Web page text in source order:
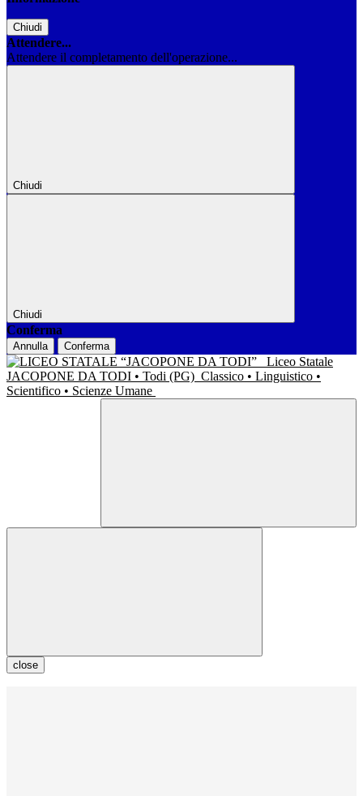
Chiudi
Attendere...
Attendere il completamento dell'operazione...
Chiudi
Chiudi
Conferma
Annulla Conferma
Liceo Statale
JACOPONE DA TODI • Todi (PG) Classico • Linguistico •
Scientifico • Scienze Umane
close